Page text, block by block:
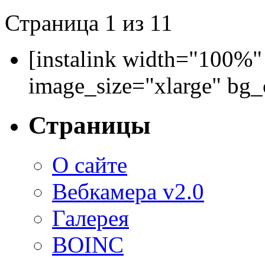
Страница 1 из 11
[instalink
image_size="xlarge"
Страницы
О сайте
Вебкамера v2.0
Галерея
BOINC